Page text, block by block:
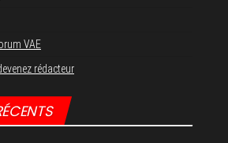
VAE
rédacteur